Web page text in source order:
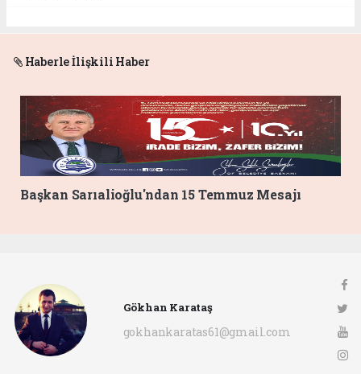
Haberle İlişkili Haber
Başkan Sarıalioğlu'ndan 15 Temmuz Mesajı
Gökhan Karataş
gokhankaratas61@gmail.com